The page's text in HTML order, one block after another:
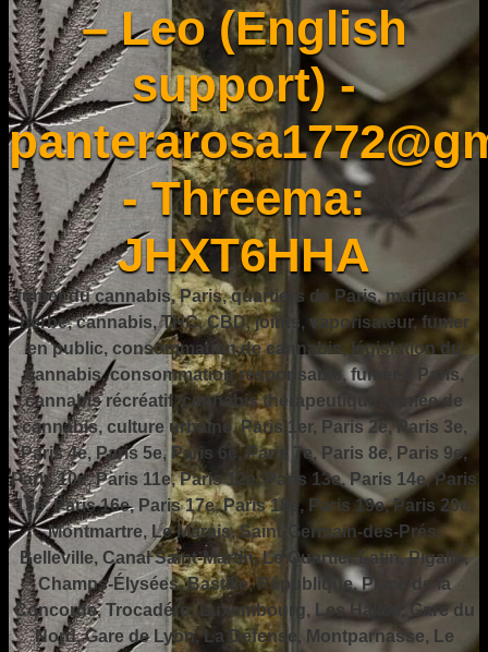
– Leo (English
support) -
- Threema:
JHXT6HHA
fumer du cannabis, Paris, quartiers de Paris, marijuana,
herbe, cannabis, THC, CBD, joints, vaporisateur, fumer
en public, consommation de cannabis, législation du
cannabis, consommation responsable, fumer à Paris,
cannabis récréatif, cannabis thérapeutique, fumée de
cannabis, culture urbaine, Paris 1er, Paris 2e, Paris 3e,
Paris 4e, Paris 5e, Paris 6e, Paris 7e, Paris 8e, Paris 9e,
Paris 10e, Paris 11e, Paris 12e, Paris 13e, Paris 14e, Paris
15e, Paris 16e, Paris 17e, Paris 18e, Paris 19e, Paris 20e,
Montmartre, Le Marais, Saint-Germain-des-Prés,
Belleville, Canal Saint-Martin, Le Quartier Latin, Pigalle,
Champs-Élysées, Bastille, République, Place de la
Concorde, Trocadéro, Luxembourg, Les Halles, Gare du
Nord, Gare de Lyon, La Défense, Montparnasse, Le